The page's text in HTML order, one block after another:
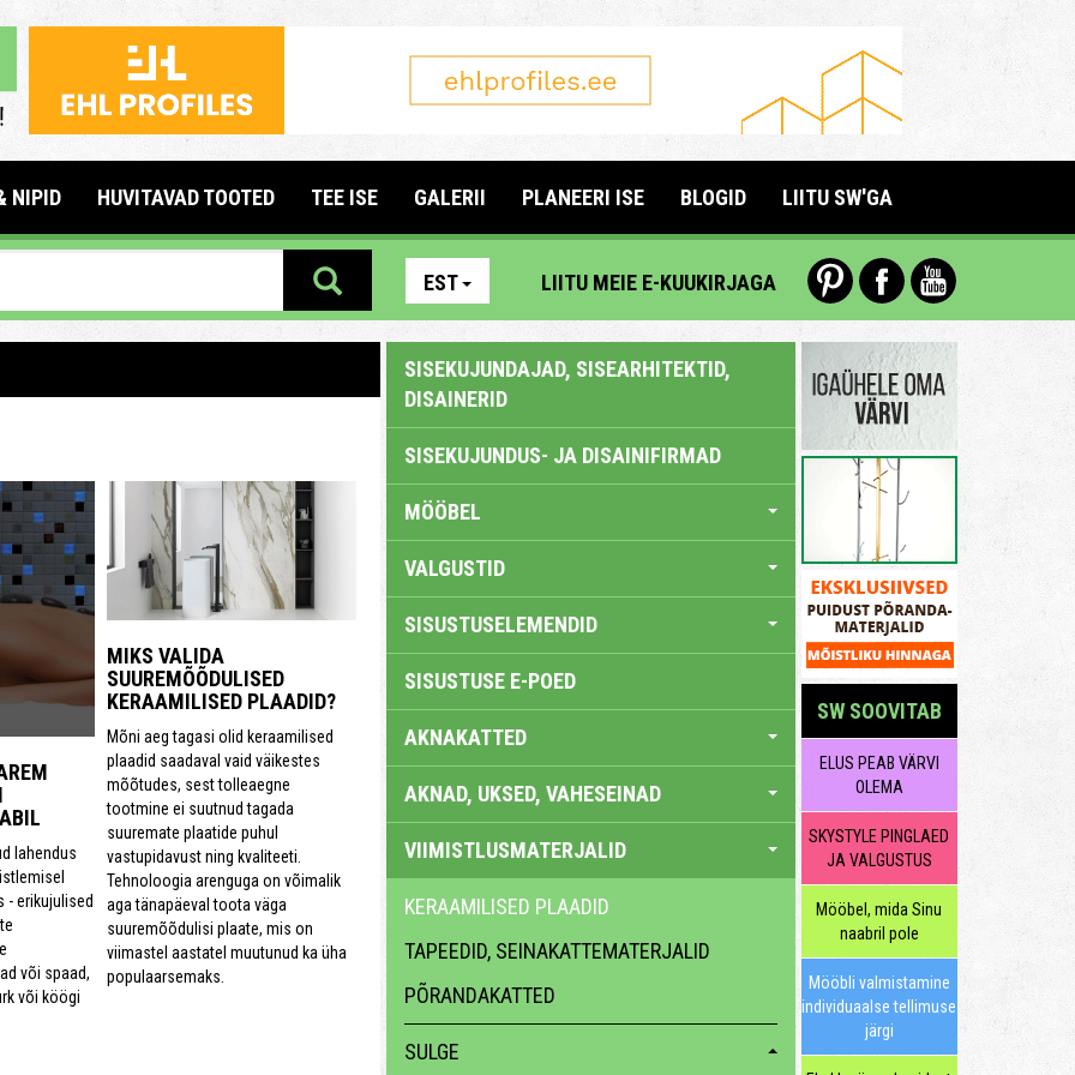
NIPID HUVITAVAD TOOTED TEE ISE GALERII PLANEERI ISE BLOGID LIITU SW'GA
EST LIITU MEIE E-KUUKIRJAGA
lahendus
- erikujulised
või spaad,
või köögi
MIKS VALIDA
SUUREMÕÕDULISED
KERAAMILISED PLAADID?
Mõni aeg tagasi olid keraamilised
plaadid saadaval vaid väikestes
mõõtudes, sest tolleaegne
tootmine ei suutnud tagada
suuremate plaatide puhul
vastupidavust ning kvaliteeti.
Tehnoloogia arenguga on võimalik
aga tänapäeval toota väga
suuremõõdulisi plaate, mis on
viimastel aastatel muutunud ka üha
populaarsemaks.
SISEKUJUNDAJAD, SISEARHITEKTID,
DISAINERID
SISEKUJUNDUS- JA DISAINIFIRMAD
MÖÖBEL
VALGUSTID
SISUSTUSELEMENDID
SISUSTUSE E-POED
AKNAKATTED
AKNAD, UKSED, VAHESEINAD
VIIMISTLUSMATERJALID
KERAAMILISED PLAADID
TAPEEDID, SEINAKATTEMATERJALID
PÕRANDAKATTED
SULGE
SW SOOVITAB
ELUS PEAB VÄRVI
OLEMA
SKYSTYLE PINGLAED
JA VALGUSTUS
Mööbel, mida Sinu
naabril pole
Mööbli valmistamine
individuaalse tellimuse
järgi